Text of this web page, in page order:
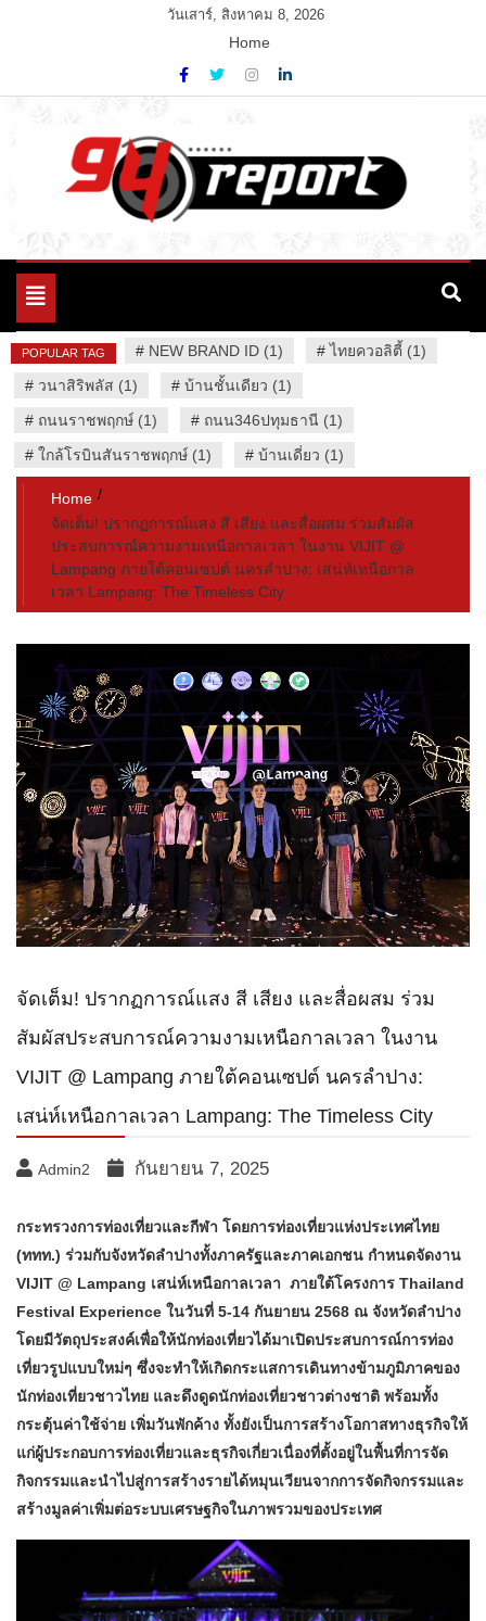
วันเสาร์, สิงหาคม 8, 2026
Home
94 Report.com
Variety News
Toggle
POPULAR TAG # NEW BRAND ID (1) #ไทยควอลิตี้ (1)
# วนาสิริพลัส (1) # บ้านชั้นเดียว (1)
# ถนนราชพฤกษ์ (1) # ถนน346ปทุมธานี (1)
# ใกล้โรบินสันราชพฤกษ์ (1) # บ้านเดี่ยว (1)
Home
จัดเต็ม! ปรากฏการณ์แสง สี เสียง และสื่อผสม ร่วมสัมผัส
ประสบการณ์ความงามเหนือกาลเวลา ในงาน VIJIT @
Lampang ภายใต้คอนเซปต์ นครลำปาง: เสน่ห์เหนือกาล
เวลา Lampang: The Timeless City
จัดเต็ม! ปรากฏการณ์แสง สี เสียง และสื่อผสม ร่วม
สัมผัสประสบการณ์ความงามเหนือกาลเวลา ในงาน
VIJIT @ Lampang ภายใต้คอนเซปต์ นครลำปาง:
เสน่ห์เหนือกาลเวลา Lampang: The Timeless City
Admin2 กันยายน 7, 2025
กระทรวงการท่องเที่ยวและกีฬา โดยการท่องเที่ยวแห่งประเทศไทย
(ททท.) ร่วมกับจังหวัดลำปางทั้งภาครัฐและภาคเอกชน กำหนดจัดงาน
VIJIT @ Lampang เสน่ห์เหนือกาลเวลา ภายใต้โครงการ Thailand
Festival Experience ในวันที่ 5-14 กันยายน 2568 ณ จังหวัดลำปาง
โดยมีวัตถุประสงค์เพื่อให้นักท่องเที่ยวได้มาเปิดประสบการณ์การท่อง
เที่ยวรูปแบบใหม่ๆ ซึ่งจะทำให้เกิดกระแสการเดินทางข้ามภูมิภาคของ
นักท่องเที่ยวชาวไทย และดึงดูดนักท่องเที่ยวชาวต่างชาติ พร้อมทั้ง
กระตุ้นค่าใช้จ่าย เพิ่มวันพักค้าง ทั้งยังเป็นการสร้างโอกาสทางธุรกิจให้
แก่ผู้ประกอบการท่องเที่ยวและธุรกิจเกี่ยวเนื่องที่ตั้งอยู่ในพื้นที่การจัด
กิจกรรมและนำไปสู่การสร้างรายได้หมุนเวียนจากการจัดกิจกรรมและ
สร้างมูลค่าเพิ่มต่อระบบเศรษฐกิจในภาพรวมของประเทศ